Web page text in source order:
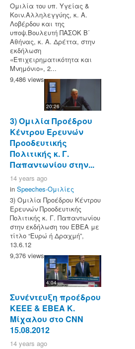
Ομιλία του υπ. Υγείας &
Κοιν.Αλληλεγγύης, κ. Α.
Λοβέρδου και της
υποψ.Βουλευτή ΠΑΣΟΚ Β΄
Αθήνας, κ. Α. Δρέττα, στην
εκδήλωση
«Επιχειρηματικότητα και
Μνημόνιο», 2...
9,486 views
20:26
3) Ομιλία Προέδρου
Κέντρου Ερευνών
Προοδευτικής
Πολιτικής κ. Γ.
Παπαντωνίου στην...
14 years ago
in Speeches-Ομιλίες
3) Ομιλία Προέδρου Κέντρου
Ερευνών Προοδευτικής
Πολιτικής κ. Γ. Παπαντωνίου
στην εκδήλωση του ΕΒΕΑ με
τίτλο “Ευρώ ή Δραχμή”,
13.6.12
9,376 views
4:04
Συνέντευξη προέδρου
ΚΕΕΕ & ΕΒΕΑ Κ.
Μίχαλου στο CNN
15.08.2012
14 years ago